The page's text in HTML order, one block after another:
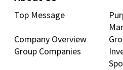
Top Message
Company Overview
Group Companies